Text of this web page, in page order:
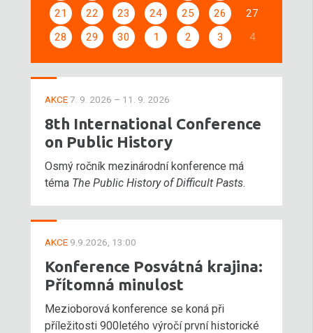
21
22 23 24 25 26
27
28
29 30 1 2 3 4
AKCE7. 9. 2026 – 11. 9. 2026
8th International Conference
on Public History
Osmý ročník mezinárodní konference má
téma The Public History of Difficult Pasts.
AKCE 9.9.2026, 13:00
Konference Posvátná krajina:
Přítomná minulost
Mezioborová konference se koná při
příležitosti 900letého výročí první historické